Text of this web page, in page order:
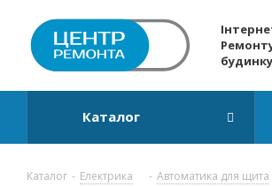
будинку
Каталог
Каталог - Електрика - Автоматика для щита